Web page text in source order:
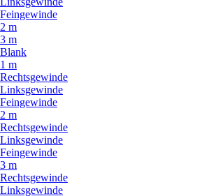
Feingewinde
2 m
3 m
Blank
1 m
Rechtsgewinde
Linksgewinde
Feingewinde
2 m
Rechtsgewinde
Linksgewinde
Feingewinde
3 m
Rechtsgewinde
Linksgewinde